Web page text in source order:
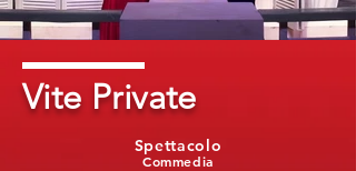
Vite Private
Commedia
Spettacolo